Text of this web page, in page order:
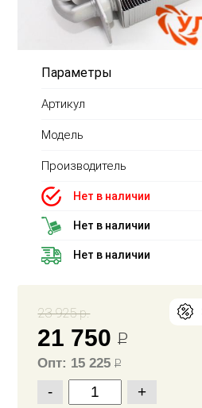
Параметры
Артикул
Модель
Производитель
Нет в наличии
Нет в наличии
Нет в наличии
23 925 р.
21 750Р
Опт: 15 225Р
- +